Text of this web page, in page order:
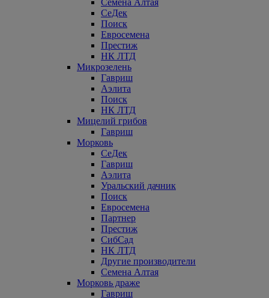
Семена Алтая
СеДек
Поиск
Евросемена
Престиж
НК ЛТД
Микрозелень
Гавриш
Аэлита
Поиск
НК ЛТД
Мицелий грибов
Гавриш
Морковь
СеДек
Гавриш
Аэлита
Уральский дачник
Поиск
Евросемена
Партнер
Престиж
СибСад
НК ЛТД
Другие производители
Семена Алтая
Морковь драже
Гавриш